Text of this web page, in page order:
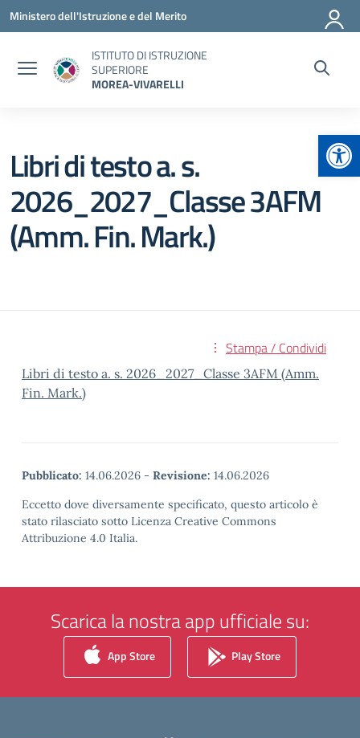
Vai ai contenuti
Vai al menu di navigazione
Vai al footer
Ministero dell'Istruzione e del Merito
ISTITUTO DI ISTRUZIONE
SUPERIORE
MOREA-VIVARELLI
Libri di testo a. s.
2026_2027_Classe 3AFM
(Amm. Fin. Mark.)
Stampa / Condividi
Libri di testo a. s. 2026_2027_Classe 3AFM (Amm.
Fin. Mark.)
Pubblicato: 14.06.2026 - Revisione: 14.06.2026
Eccetto dove diversamente specificato, questo articolo è
stato rilasciato sotto Licenza Creative Commons
Attribuzione 4.0 Italia.
Scarica la nostra app ufficiale su:
App Store Play Store